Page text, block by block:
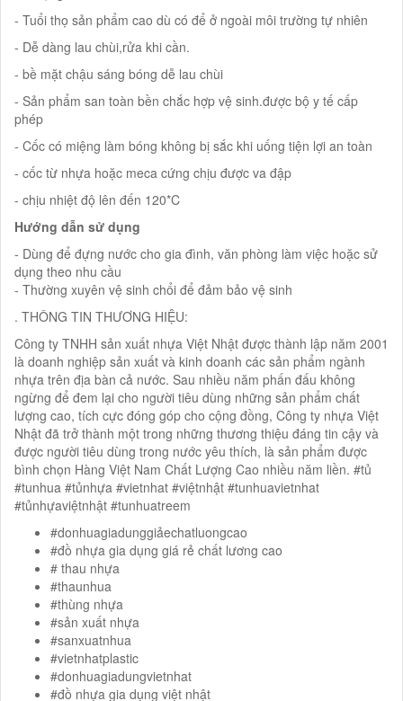
- Tuổi thọ sản phẩm cao dù có để ở ngoài môi trường tự nhiên
- Dễ dàng lau chùi,rửa khi cần.
- bề mặt chậu sáng bóng dễ lau chùi
- Sản phẩm san toàn bền chắc hợp vệ sinh.được bộ y tế cấp
phép
- Cốc có miệng làm bóng không bị sắc khi uống tiện lợi an toàn
- cốc từ nhựa hoặc meca cứng chịu được va đập
- chịu nhiệt độ lên đến 120*C
Hướng dẫn sử dụng
- Dùng để đựng nước cho gia đình, văn phòng làm việc hoặc sử
dụng theo nhu cầu
- Thường xuyên vệ sinh chổi để đảm bảo vệ sinh
. THÔNG TIN THƯƠNG HIỆU:
Công ty TNHH sản xuất nhựa Việt Nhật được thành lập năm 2001
là doanh nghiệp sản xuất và kinh doanh các sản phẩm ngành
nhựa trên địa bàn cả nước. Sau nhiều năm phấn đấu không
ngừng để đem lại cho người tiêu dùng những sản phẩm chất
lượng cao, tích cực đóng góp cho cộng đồng, Công ty nhựa Việt
Nhật đã trở thành một trong những thương thiệu đáng tin cậy và
được người tiêu dùng trong nước yêu thích, là sản phẩm được
bình chọn Hàng Việt Nam Chất Lượng Cao nhiều năm liền. #tủ
#tunhua #tủnhựa #vietnhat #việtnhật #tunhuavietnhat
#tủnhựaviệtnhật #tunhuatreem
#donhuagiadunggiảechatluongcao
#đồ nhựa gia dụng giá rẻ chất lương cao
# thau nhựa
#thaunhua
#thùng nhựa
#sản xuất nhựa
#sanxuatnhua
#vietnhatplastic
#donhuagiadungvietnhat
#đồ nhựa gia dụng việt nhật